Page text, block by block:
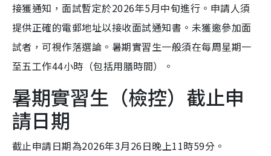
接獲通知，面試暫定於2026年5月中旬進行。申請人須
提供正確的電郵地址以接收面試通知書。未獲邀參加面
試者，可視作落選論。暑期實習生一般須在每周星期一
至五工作44小時（包括用膳時間）。
暑期實習生（檢控）截止申
請日期
截止申請日期為2026年3月26日晚上11時59分。